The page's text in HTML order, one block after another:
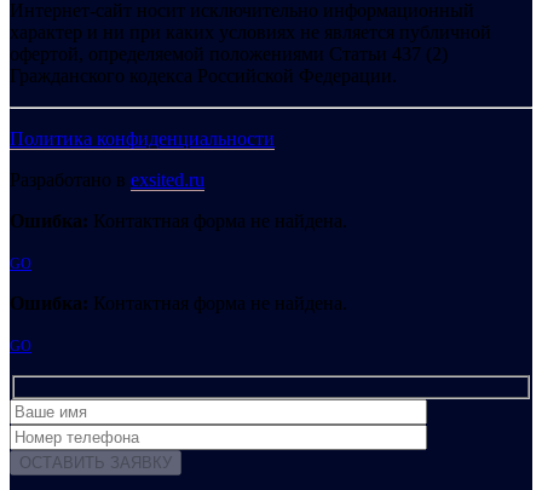
Интернет-сайт носит исключительно информационный
характер и ни при каких условиях не является публичной
офертой, определяемой положениями Статьи 437 (2)
Гражданского кодекса Российской Федерации.
Политика конфиденциальности
Разработано в exsited.ru
Ошибка: Контактная форма не найдена.
GO
Ошибка: Контактная форма не найдена.
GO